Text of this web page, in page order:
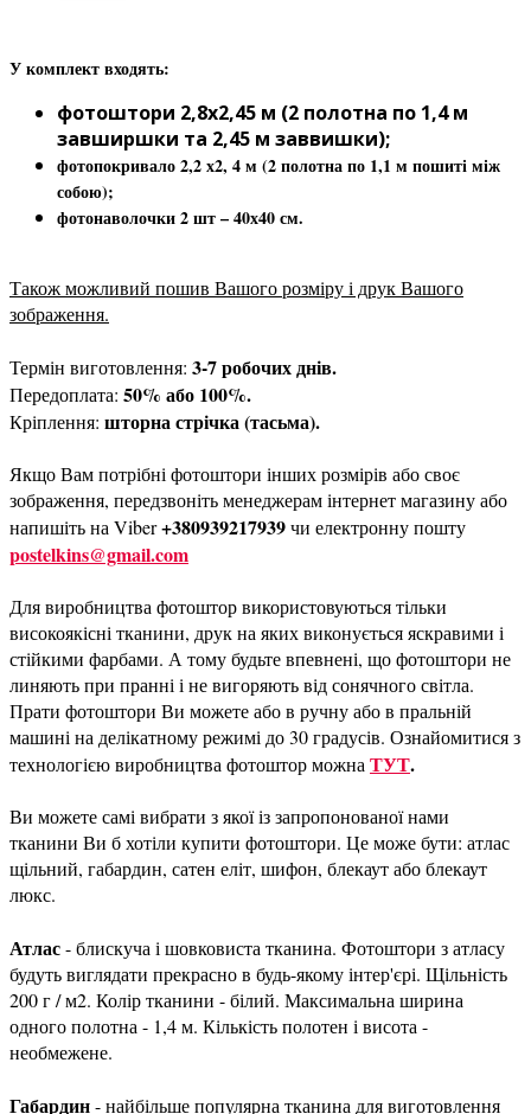
У комплект входять:
фотоштори 2,8х2,45 м (2 полотна по 1,4 м
завширшки та 2,45 м заввишки);
фотопокривало 2,2 х2, 4 м (2 полотна по 1,1 м пошиті між
собою);
фотонаволочки 2 шт – 40х40 см.
Також можливий пошив Вашого розміру і друк Вашого
зображення.
Термін виготовлення: 3-7 робочих днів.
Передоплата: 50% або 100%.
Кріплення: шторна стрічка (тасьма).
Якщо Вам потрібні фотоштори інших розмірів або своє
зображення, передзвоніть менеджерам інтернет магазину або
напишіть на Viber+380939217939чи електронну пошту
postelkins@gmail.com
Для виробництва фотоштор використовуються тільки
високоякісні тканини, друк на яких виконується яскравими і
стійкими фарбами. А тому будьте впевнені, що фотоштори не
линяють при пранні і не вигоряють від сонячного світла.
Прати фотоштори Ви можете або в ручну або в пральній
машині на делікатному режимі до 30 градусів. Ознайомитися з
технологією виробництва фотоштор можна ТУТ.
Ви можете самі вибрати з якої із запропонованої нами
тканини Ви б хотіли купити фотоштори. Це може бути: атлас
щільний, габардин, сатен еліт, шифон, блекаут або блекаут
люкс.
Атлас- блискуча і шовковиста тканина. Фотоштори з атласу
будуть виглядати прекрасно в будь-якому інтер'єрі. Щільність
200 г / м2. Колір тканини - білий. Максимальна ширина
одного полотна - 1,4 м. Кількість полотен і висота -
необмежене.
Габардин- найбільше популярна тканина для виготовлення